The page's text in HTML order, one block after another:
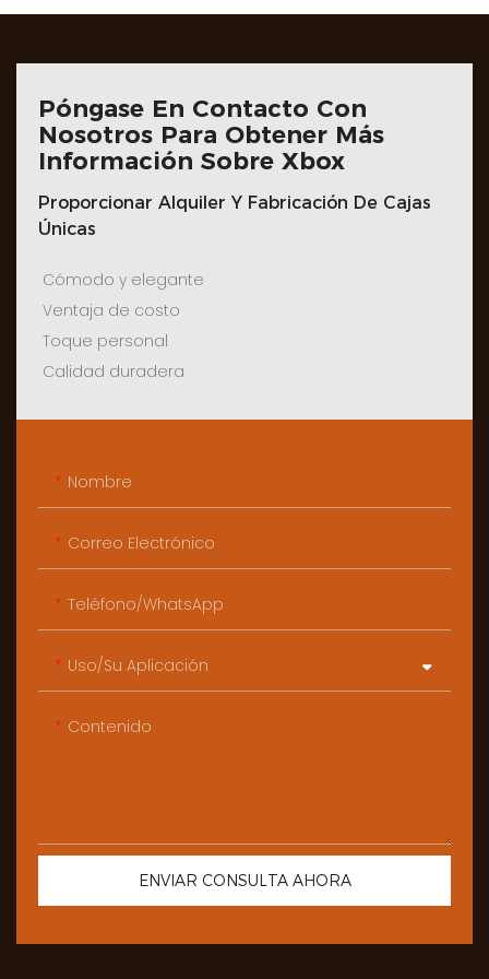
Póngase En Contacto Con
Nosotros Para Obtener Más
Información Sobre Xbox
Proporcionar Alquiler Y Fabricación De Cajas
Únicas
Cómodo y elegante
Ventaja de costo
Toque personal
Calidad duradera
Nombre
Correo Electrónico
Teléfono/WhatsApp
Uso/Su Aplicación
Contenido
ENVIAR CONSULTA AHORA